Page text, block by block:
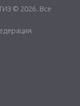
© 2026. Все